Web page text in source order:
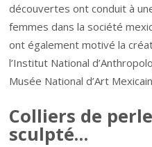
découvertes ont conduit à
femmes dans la société
ont également motivé la
l’Institut National
Musée National d’Art
Colliers de
sculpté…